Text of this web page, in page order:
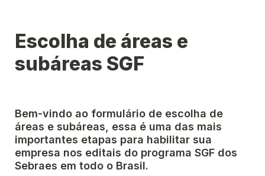
Escolha de áreas e
subáreas SGF
Bem-vindo ao formulário de escolha de
áreas e subáreas, essa é uma das mais
importantes etapas para habilitar sua
empresa nos editais do programa SGF dos
Sebraes em todo o Brasil.